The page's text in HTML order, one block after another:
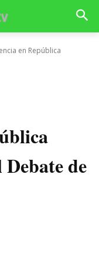
en República
de